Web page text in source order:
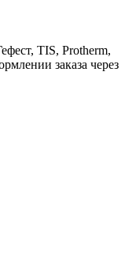
TIS, Protherm,
заказа через